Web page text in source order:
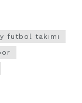
futbol takımı